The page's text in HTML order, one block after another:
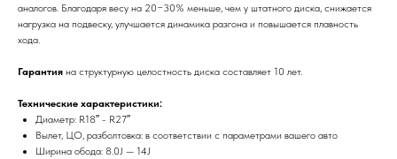
аналогов. Благодаря весу на 20−30% меньше, чем у штатного диска, снижается
нагрузка на подвеску, улучшается динамика разгона и повышается плавность
хода.
Гарантия на структурную целостность диска составляет 10 лет.
Технические характеристики:
Диаметр: R18″ - R27″
Вылет, ЦО, разболтовка: в соответствии с параметрами вашего авто
Ширина обода: 8.0J — 14J